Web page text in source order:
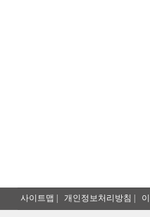
사이트맵 개인정보처리방침